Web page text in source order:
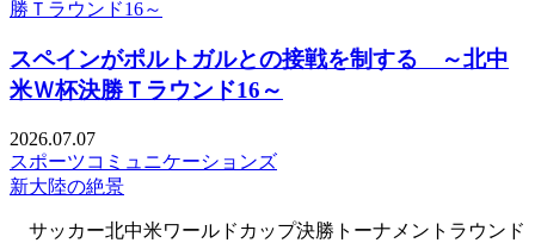
スペインがポルトガルとの接戦を制する ～北中
米Ｗ杯決勝Ｔラウンド16～
2026.07.07
スポーツコミュニケーションズ
新大陸の絶景
サッカー北中米ワールドカップ決勝トーナメントラウンド